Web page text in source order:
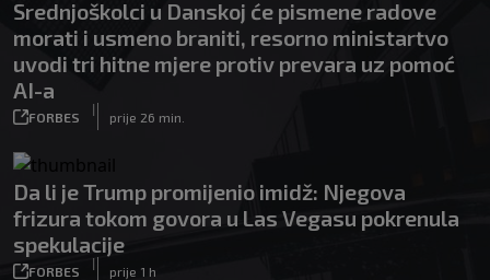
Srednjoškolci u Danskoj će pismene radove
morati i usmeno braniti, resorno ministartvo
uvodi tri hitne mjere protiv prevara uz pomoć
AI-a
FORBES
|
prije 26 min.
Da li je Trump promijenio imidž: Njegova
frizura tokom govora u Las Vegasu pokrenula
spekulacije
FORBES
|
prije 1 h